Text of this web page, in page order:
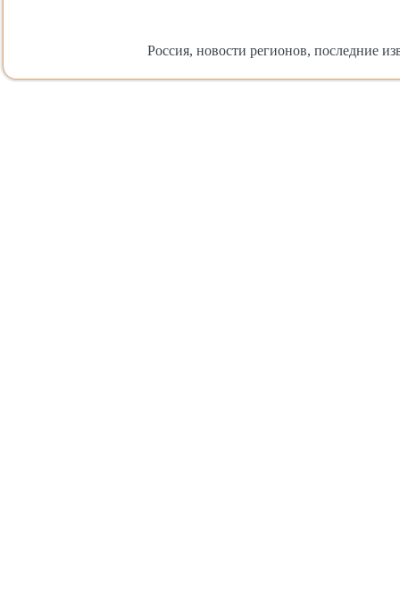
Россия, новости регионов, последние